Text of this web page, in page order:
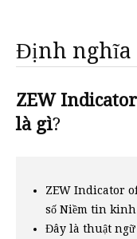
Định nghĩa
ZEW
là gì?
ZEW Indicator
số Niềm tin kinh
Đây là thuật